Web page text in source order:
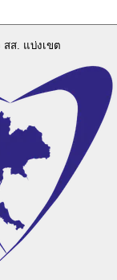
ส. แบ่งเขต